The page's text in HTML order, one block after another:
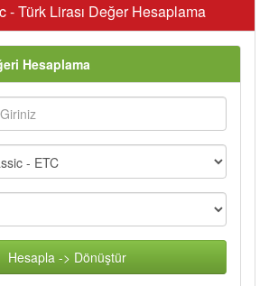
- Türk Lirası Değer Hesaplama
Hesaplama
Hesapla -> Dönüştür